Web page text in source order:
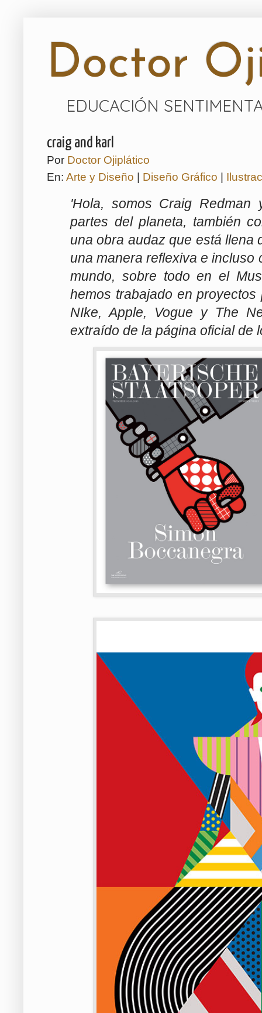
Doctor
EDUCACIÓN
craig and karl
Por Doctor Ojiplático
En: Arte y Diseño Diseño Gráfico
'Hola, somos Craig
partes del planeta, también
una obra audaz que está llena
una manera reflexiva e incluso
mundo, sobre todo en el
hemos trabajado en
NIke, Apple, Vogue y The
extraído de la página oficial de